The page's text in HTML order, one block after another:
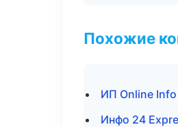
Похожие
ИП Online
Инфо 24